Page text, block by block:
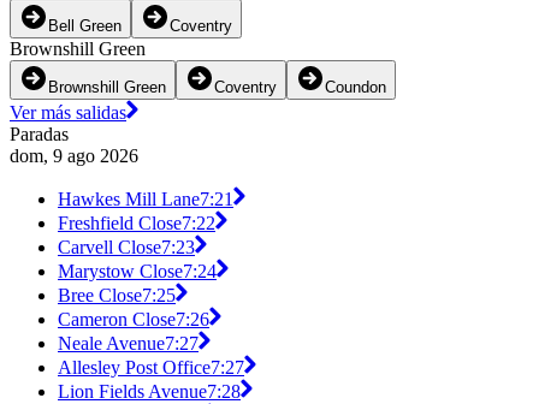
Bell Green Coventry
Brownshill Green
Brownshill Green Coventry Coundon
Ver más salidas
Paradas
dom, 9 ago 2026
Hawkes Mill Lane7:21
Freshfield Close7:22
Carvell Close7:23
Marystow Close7:24
Bree Close7:25
Cameron Close7:26
Neale Avenue7:27
Allesley Post Office7:27
Lion Fields Avenue7:28